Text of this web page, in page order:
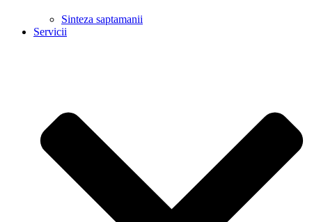
Sinteza saptamanii
Servicii